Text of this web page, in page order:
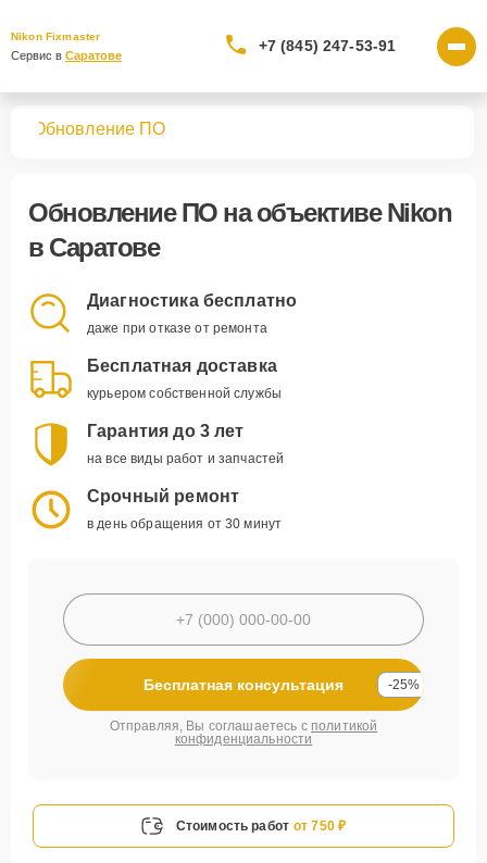
Nikon Fixmaster
Сервис в Саратове
+7 (845) 247-53-91
Обновление ПО
Обновление ПОна объективе Nikon
в Саратове
Диагностика бесплатно
даже при отказе от ремонта
Бесплатная доставка
курьером собственной службы
Гарантия до 3 лет
на все виды работ и запчастей
Срочный ремонт
в день обращения от 30 минут
Бесплатная консультация -25%
Отправляя, Вы соглашаетесь с политикой
конфиденциальности
Стоимость работ от 750 ₽